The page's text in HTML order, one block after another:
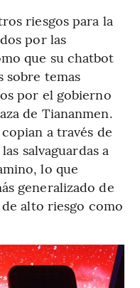
riesgos para la
por las
que su chatbot
sobre temas
por el gobierno
de Tiananmen.
a través de
salvaguardas a
lo que
generalizado de
alto riesgo como